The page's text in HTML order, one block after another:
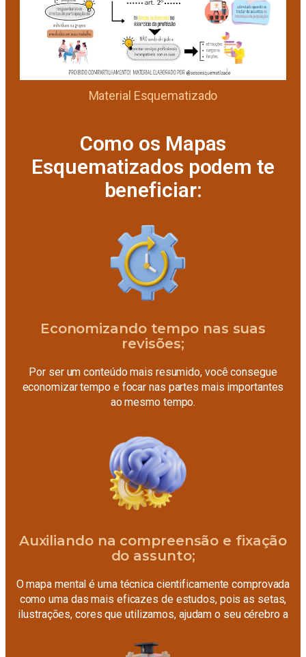
Material Esquematizado
Como os Mapas
Esquematizados podem te
beneficiar:
Economizando tempo nas suas
revisões;
Por ser um conteúdo mais resumido, você consegue
economizar tempo e focar nas partes mais importantes
ao mesmo tempo.
Auxiliando na compreensão e fixação
do assunto;
O mapa mental é uma técnica cientificamente comprovada
como uma das mais eficazes de estudos, pois as setas,
ilustrações, cores que utilizamos, ajudam o seu cérebro a